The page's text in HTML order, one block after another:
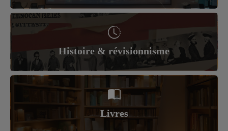
Histoire & révisionnisme
Livres